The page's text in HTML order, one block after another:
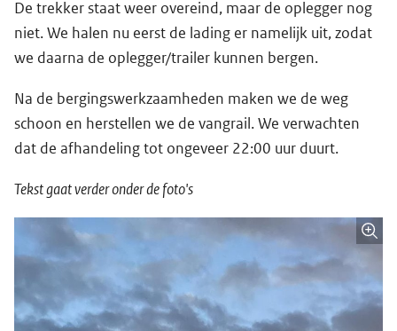
De trekker staat weer overeind, maar de oplegger nog
niet. We halen nu eerst de lading er namelijk uit, zodat
we daarna de oplegger/trailer kunnen bergen.
Na de bergingswerkzaamheden maken we de weg
schoon en herstellen we de vangrail. We verwachten
dat de afhandeling tot ongeveer 22:00 uur duurt.
Tekst gaat verder onder de foto's